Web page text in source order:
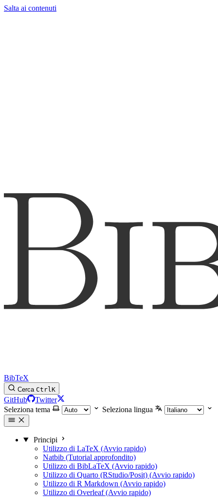
Salta ai contenuti
BibTeX
Cerca CtrlK
GitHub
Twitter
Seleziona tema
Seleziona lingua
Principi
Utilizzo di LaTeX (Avvio rapido)
Natbib (Tutorial approfondito)
Utilizzo di BibLaTeX (Avvio rapido)
Utilizzo di Quarto (RStudio/Posit) (Avvio rapido)
Utilizzo di R Markdown (Avvio rapido)
Utilizzo di Overleaf (Avvio rapido)